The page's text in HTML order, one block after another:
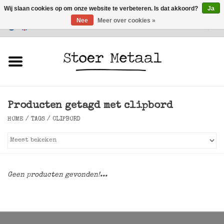
Klantenservice
Verlichting
Producten getagd met clipbord
HOME / TAGS / CLIPBORD
Geen producten gevonden!...
Wij slaan cookies op om onze website te verbeteren. Is dat akkoord?
Ja
Nee
Meer over cookies »